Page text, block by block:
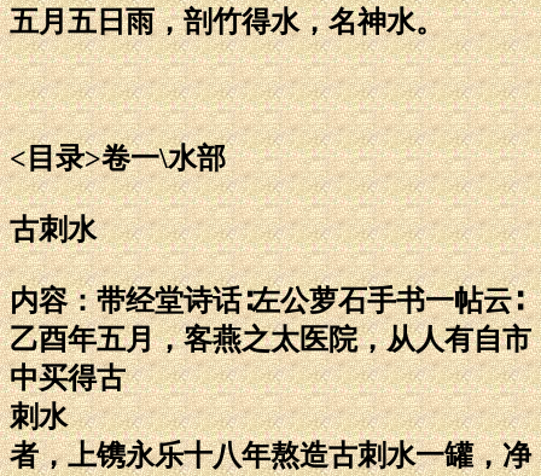
五月五日雨，剖竹得水，名神水。
<目录>卷一\水部
古刺水
内容：带经堂诗话∶左公萝石手书一帖云∶
乙酉年五月，客燕之太医院，从人有自市
中买得古
刺水
者，上镌永乐十八年熬造古刺水一罐，净